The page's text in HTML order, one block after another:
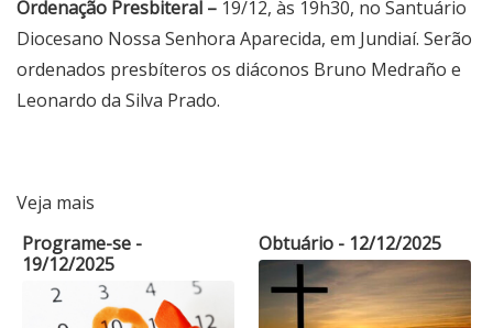
Ordenação Presbiteral – 19/12, às 19h30, no Santuário
Diocesano Nossa Senhora Aparecida, em Jundiaí. Serão
ordenados presbíteros os diáconos Bruno Medraño e
Leonardo da Silva Prado.
Veja mais
Programe-se -
19/12/2025
Obtuário - 12/12/2025